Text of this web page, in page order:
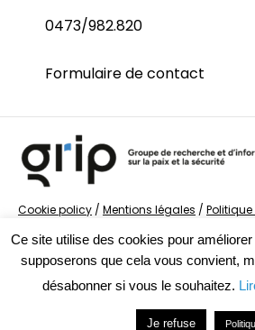
0473/982.820
Formulaire de contact
Cookie policy / Mentions légales /
la Sécurité
Ce site utilise des cookies pour
supposerons que cela vous convient,
désabonner si vous le souhaitez.
Je refuse